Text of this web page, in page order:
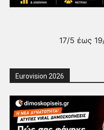
17/5 έως
Eurovision 2026